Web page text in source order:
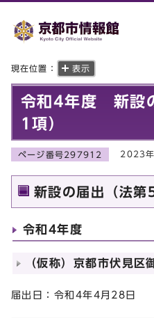
現在位置： 表示
令和4年度 新設
1項）
ページ番号297912 2023
新設の届出（法第
令和4年度
（仮称）京都市伏見区
届出日：令和4年4月28日